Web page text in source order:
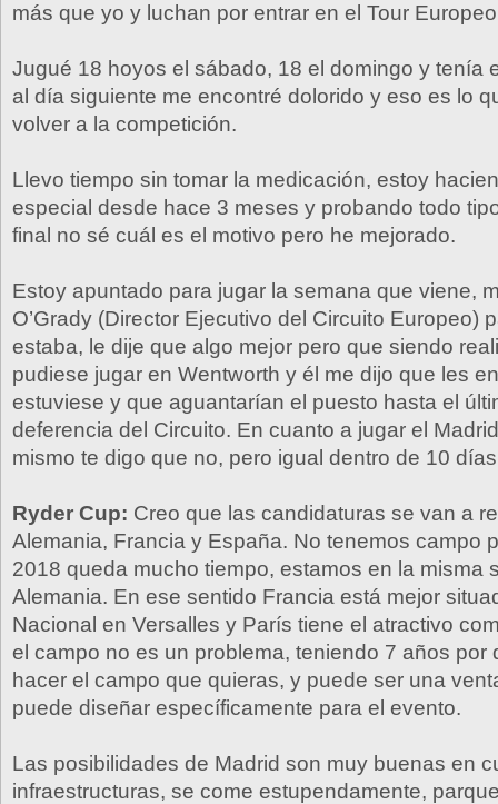
más que yo y luchan por entrar en el Tour
Jugué 18 hoyos el sábado, 18 el domingo y tenía
al día siguiente me encontré dolorido y eso es lo
volver a la competición.
Llevo tiempo sin tomar la medicación, estoy
especial desde hace 3 meses y probando todo
final no sé cuál es el motivo pero he mejorado.
Estoy apuntado para jugar la semana que viene,
O’Grady (Director Ejecutivo del Circuito Europeo)
estaba, le dije que algo mejor pero que siendo
pudiese jugar en Wentworth y él me dijo que les
estuviese y que aguantarían el puesto hasta el
deferencia del Circuito. En cuanto a jugar el
mismo te digo que no, pero igual dentro de 10
Ryder Cup: Creo que las candidaturas se van a
Alemania, Francia y España. No tenemos campo
2018 queda mucho tiempo, estamos en la misma
Alemania. En ese sentido Francia está mejor
Nacional en Versalles y París tiene el atractivo
el campo no es un problema, teniendo 7 años por
hacer el campo que quieras, y puede ser una
puede diseñar específicamente para el evento.
Las posibilidades de Madrid son muy buenas en
infraestructuras, se come estupendamente,